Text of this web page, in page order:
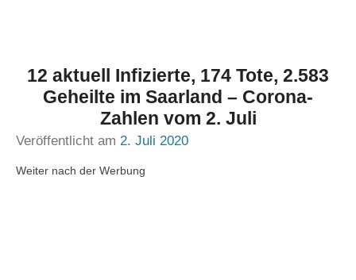
12 aktuell Infizierte, 174 Tote, 2.583
Geheilte im Saarland – Corona-
Zahlen vom 2. Juli
Veröffentlicht am 2. Juli 2020
Weiter nach der Werbung